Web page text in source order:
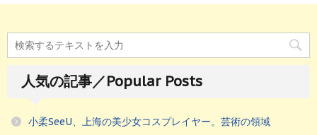
人気の記事／Popular Posts
小柔SeeU、上海の美少女コスプレイヤー。芸術の領域